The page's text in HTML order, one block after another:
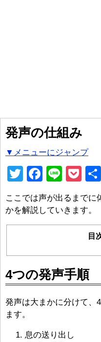
発声の仕組み
▼メニューにジャンプ
T
tt
er
F
a
c
e
o
o
k
Li
e
P
ck
et
ここでは声が出るまでに
かを解説していきます。
目
4つの発声手順
発声は大まかに分けて、
ます。
息の送り出し